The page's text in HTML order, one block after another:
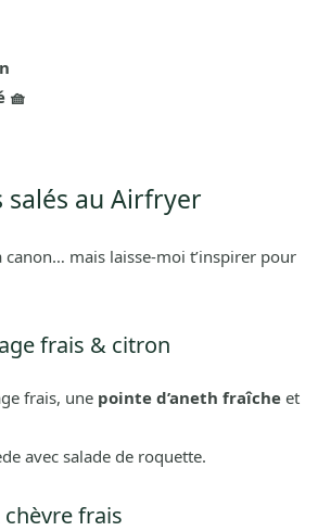
🧺
salés au Airfryer
mais laisse-moi t’inspirer pour
frais & citron
frais, une pointe d’aneth fraîcheet
avec salade de roquette.
chèvre frais